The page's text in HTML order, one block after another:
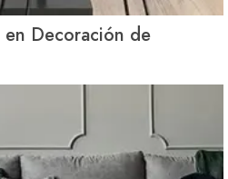
en Decoración de